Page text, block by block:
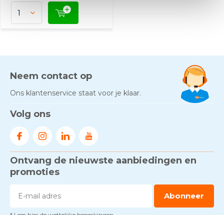
Neem contact op
Ons klantenservice staat voor je klaar.
Volg ons
Ontvang de nieuwste aanbiedingen en
promoties
Abonneer